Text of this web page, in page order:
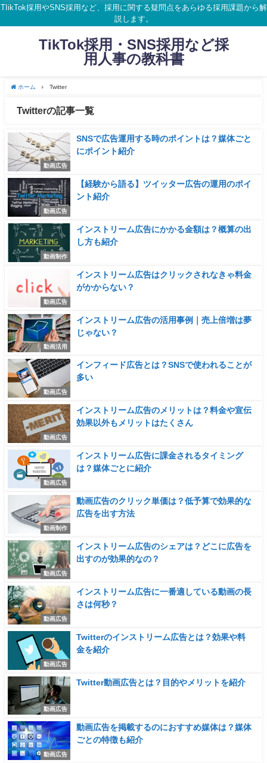
TIikTok採用やSNS採用など、採用に関する疑問点をあらゆる採用課題から解
説します。
TikTok採用・SNS採用など採
用人事の教科書
ホーム Twitter
Twitterの記事一覧
動画広告
SNSで広告運用する時のポイントは？媒体ごと
にポイント紹介
動画広告
【経験から語る】ツイッター広告の運用のポイ
ント紹介
動画制作
インストリーム広告にかかる金額は？概算の出
し方も紹介
動画広告
インストリーム広告はクリックされなきゃ料金
がかからない？
動画活用
インストリーム広告の活用事例｜売上倍増は夢
じゃない？
動画広告
インフィード広告とは？SNSで使われることが
多い
動画広告
インストリーム広告のメリットは？料金や宣伝
効果以外もメリットはたくさん
動画広告
インストリーム広告に課金されるタイミング
は？媒体ごとに紹介
動画制作
動画広告のクリック単価は？低予算で効果的な
広告を出す方法
動画広告
インストリーム広告のシェアは？どこに広告を
出すのが効果的なの？
動画広告
インストリーム広告に一番適している動画の長
さは何秒？
動画広告
Twitterのインストリーム広告とは？効果や料
金を紹介
動画広告
Twitter動画広告とは？目的やメリットを紹介
動画広告
動画広告を掲載するのにおすすめ媒体は？媒体
ごとの特徴も紹介